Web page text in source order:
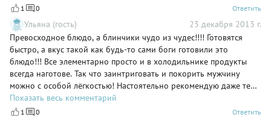
1 0 Ответить
Ульяна (гость)
23 декабря 2013 г.
Превосходное блюдо, а блинчики чудо из чудес!!!! Готовятся
быстро, а вкус такой как будь-то сами боги готовили это
блюдо!!! Все элементарно просто и в холодильнике продукты
всегда наготове. Так что заинтриговать и покорить мужчину
можно с особой лёгкостью! Настоятельно рекомендую даже тем,
кто никогда не готовил. Не ждите чуда, чудите сами!!! Приятного
аппетита!!!
Показать весь комментарий
1 0 Ответить